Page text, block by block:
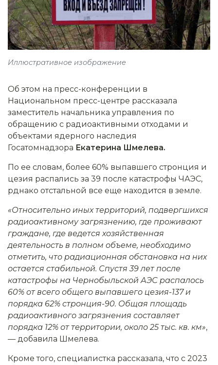
Иллюстративное изображение
Об этом на пресс-конференции в
Национальном пресс-центре рассказала
заместитель начальника управления по
обращению с радиоактивными отходами и
объектами ядерного наследия
Госатомнадзора Екатерина Шмелева.
По ее словам, более 60% выпавшего стронция и
цезия распались за 39 после катастрофы ЧАЭС,
рднако отстальной все еще находится в земле.
«Относительно иных территорий, подвергшихся
радиоактивному загрязнению, где проживают
граждане, где ведется хозяйственная
деятельность в полном объеме, необходимо
отметить, что радиационная обстановка на них
остается стабильной. Спустя 39 лет после
катастрофы на Чернобыльской АЭС распалось
60% от всего общего выпавшего цезия-137 и
порядка 62% стронция-90. Общая площадь
радиоактивного загрязнения составляет
порядка 12% от территории, около 25 тыс. кв. км»,
— добавила Шмелева.
Кроме того, специалистка рассказала, что с 2023